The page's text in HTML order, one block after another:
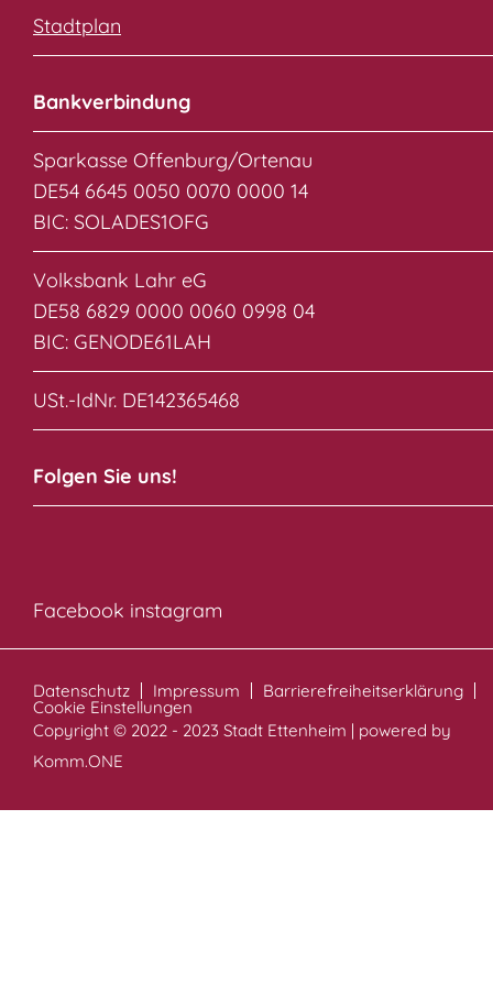
Stadtplan
Bankverbindung
Sparkasse Offenburg/Ortenau
DE54 6645 0050 0070 0000 14
BIC: SOLADES1OFG
Volksbank Lahr eG
DE58 6829 0000 0060 0998 04
BIC: GENODE61LAH
USt.-IdNr. DE142365468
Folgen Sie uns!
Facebook instagram
Datenschutz Impressum Barrierefreiheitserklärung
Cookie Einstellungen
Copyright © 2022 - 2023 Stadt Ettenheim | powered by
Komm.ONE